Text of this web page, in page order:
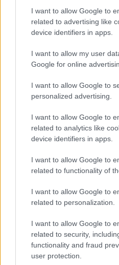
I want to allow Google to
related to advertising like
device identifiers in apps.
I want to allow my user
Google for online
I want to allow Google to
personalized advertising.
I want to allow Google to
related to analytics like
device identifiers in apps.
I want to allow Google to
related to functionality of
I want to allow Google to
related to personalization.
I want to allow Google to
related to security,
functionality and fraud
user protection.
látványos, mint a
mint a Void Rivals, viszont
az univerzum emberi
szervezetekre és a
háborúja nem valami
konkrét politikai és katonai
tiszták és jól követhetők, a
hanem olyan hús-vér
darabokra hullik a világról